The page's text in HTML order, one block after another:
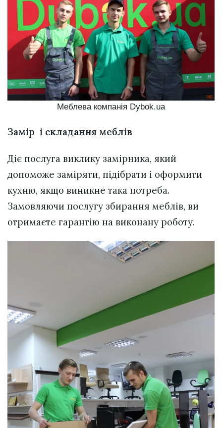
Меблева компанія Dybok.ua
Замір і складання меблів
Діє послуга виклику замірника, який
допоможе заміряти, підібрати і оформити
кухню, якщо виникне така потреба.
Замовляючи послугу збирання меблів, ви
отримаєте гарантію на виконану роботу.